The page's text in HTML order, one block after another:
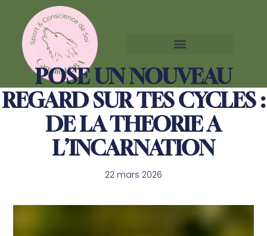
POSE UN NOUVEAU
REGARD SUR TES CYCLES :
DE LA THEORIE A
L’INCARNATION
22 mars 2026